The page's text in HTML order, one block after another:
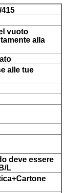
415
vuoto
alla
alle tue
deve essere
L